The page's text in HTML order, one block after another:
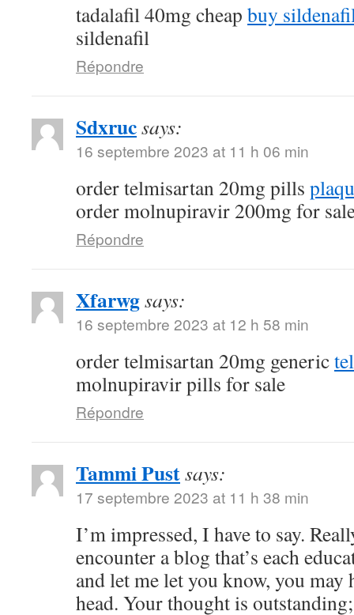
tadalafil 40mg cheap buy
sildenafil
Répondre
Sdxrucsays:
16 septembre 2023 at 11 h 06 min
order telmisartan 20mg pills
order molnupiravir 200mg for
Répondre
Xfarwgsays:
16 septembre 2023 at 12 h 58 min
order telmisartan 20mg generic
molnupiravir pills for sale
Répondre
Tammi Pustsays:
17 septembre 2023 at 11 h 38 min
I’m impressed, I have to say.
encounter a blog that’s each
and let me let you know, you may
head. Your thought is